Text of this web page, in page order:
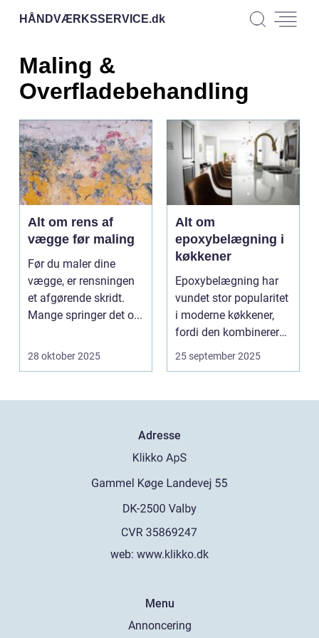
HÅNDVÆRKSSERVICE.dk
Maling &
Overfladebehandling
Alt om rens af
vægge før maling
Før du maler dine
vægge, er rensningen
et afgørende skridt.
Mange springer det o...
28 oktober 2025
Alt om
epoxybelægning i
køkkener
Epoxybelægning har
vundet stor popularitet
i moderne køkkener,
fordi den kombinerer
hol...
25 september 2025
Adresse
web: www.klikko.dk
Menu
Annoncering